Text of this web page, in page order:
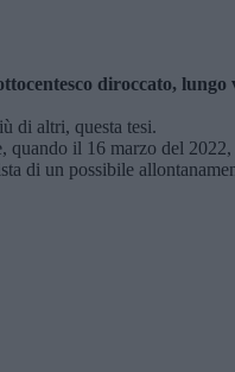
diroccato,
di altri, questa tesi.
quando il 16 marzo del
di un possibile